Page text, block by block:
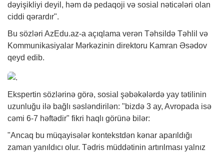
dəyişikliyi deyil, həm də pedaqoji və sosial nəticələri olan
ciddi qərardır".
Bu sözləri AzEdu.az-a açıqlama verən Təhsildə Təhlil və
Kommunikasiyalar Mərkəzinin direktoru Kamran Əsədov
qeyd edib.
Ekspertin sözlərinə görə, sosial şəbəkələrdə yay tətilinin
uzunluğu ilə bağlı səsləndirilən: "bizdə 3 ay, Avropada isə
cəmi 6-7 həftədir" fikri haqlı görünə bilər:
"Ancaq bu müqayisələr kontekstdən kənar aparıldığı
zaman yanıldıcı olur. Tədris müddətinin artırılması yalnız